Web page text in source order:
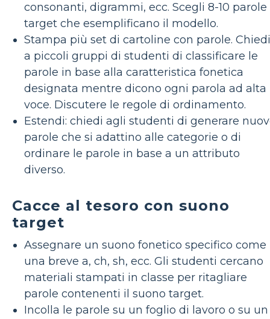
consonanti, digrammi, ecc. Scegli 8-10 parole
target che esemplificano il modello.
Stampa più set di cartoline con parole. Chiedi
a piccoli gruppi di studenti di classificare le
parole in base alla caratteristica fonetica
designata mentre dicono ogni parola ad alta
voce. Discutere le regole di ordinamento.
Estendi: chiedi agli studenti di generare
parole che si adattino alle categorie o di
ordinare le parole in base a un attributo
diverso.
Cacce al tesoro con suono
target
Assegnare un suono fonetico specifico come
una breve a, ch, sh, ecc. Gli studenti cercano
materiali stampati in classe per ritagliare
parole contenenti il ​​suono target.
Incolla le parole su un foglio di lavoro o su un